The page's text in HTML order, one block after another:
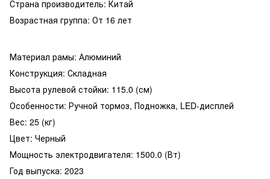
Страна производитель: Китай
Возрастная группа: От 16 лет
Материал рамы: Алюминий
Конструкция: Складная
Высота рулевой стойки: 115.0 (см)
Особенности: Ручной тормоз, Подножка, LED-дисплей
Вес: 25 (кг)
Цвет: Черный
Мощность электродвигателя: 1500.0 (Вт)
Год выпуска: 2023